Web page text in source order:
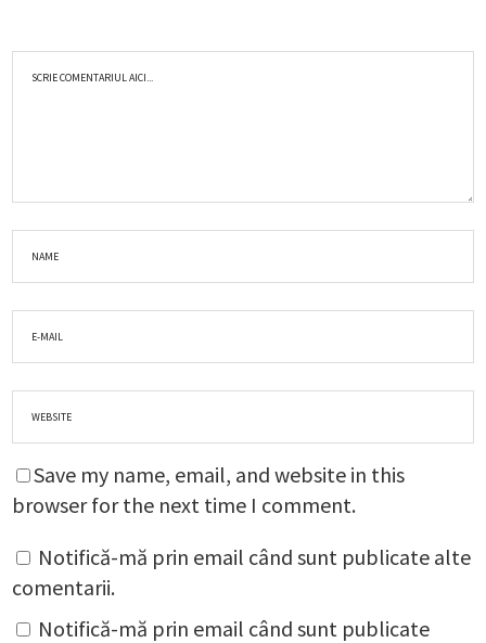
Save my name, email, and website in this
browser for the next time I comment.
Notifică-mă prin email când sunt publicate alte
comentarii.
Notifică-mă prin email când sunt publicate